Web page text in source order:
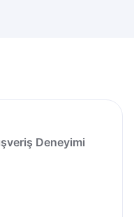
Deneyimi